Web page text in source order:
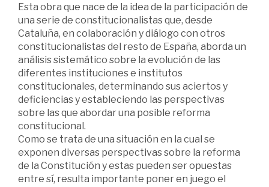
Esta obra que nace de la idea de la participación de
una serie de constitucionalistas que, desde
Cataluña, en colaboración y diálogo con otros
constitucionalistas del resto de España, aborda un
análisis sistemático sobre la evolución de las
diferentes instituciones e institutos
constitucionales, determinando sus aciertos y
deficiencias y estableciendo las perspectivas
sobre las que abordar una posible reforma
constitucional.
Como se trata de una situación en la cual se
exponen diversas perspectivas sobre la reforma
de la Constitución y estas pueden ser opuestas
entre sí, resulta importante poner en juego el